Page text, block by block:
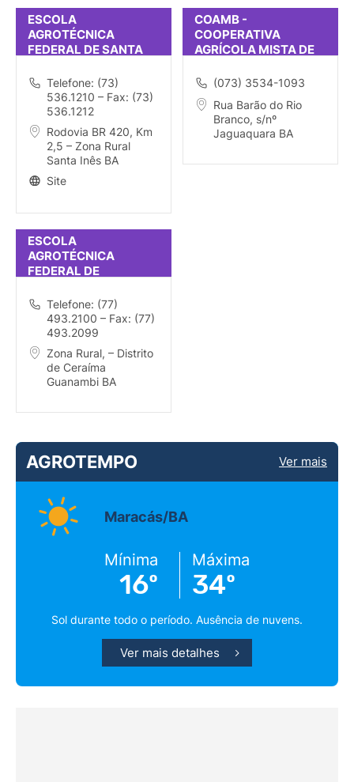
ESCOLA
AGROTÉCNICA
FEDERAL DE SANTA
Telefone: (73)
536.1210 – Fax: (73)
536.1212
Rodovia BR 420, Km
2,5 – Zona Rural
Santa Inês BA
Site
COAMB -
COOPERATIVA
AGRÍCOLA MISTA DE
(073) 3534-1093
Rua Barão do Rio
Branco, s/nº
Jaguaquara BA
ESCOLA
AGROTÉCNICA
FEDERAL DE
JOSÉ TEIXEIRA)
Telefone: (77)
493.2100 – Fax: (77)
493.2099
Zona Rural, – Distrito
de Ceraíma
Guanambi BA
AGROTEMPO Ver mais
Maracás/BA
Mínima
16º
Máxima
34º
Sol durante todo o período. Ausência de nuvens.
Ver mais detalhes